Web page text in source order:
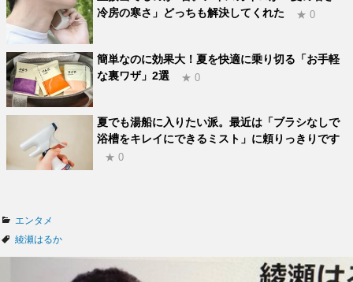
冷房の寒さ」どっちも解決してくれた
★ 0
簡単なのに効果大！夏を快適に乗り切る「お手軽
な裏ワザ」2選
★ 0
夏でも湯船に入りたい派。最近は「ブラシなしで
浴槽をキレイにできるミスト」に頼りっきりです
★ 0
カ
テ
エンタメ
タ
綾瀬はるか